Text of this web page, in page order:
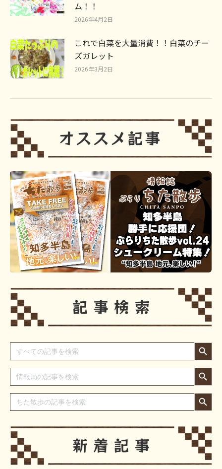
ム！！
2026年4月2日
これで白菜を大量消費！！白菜のチー
ズガレット
2026年3月2日
Search
for:
Search Button
Search
for:
Search Button
Search
for:
Search Button